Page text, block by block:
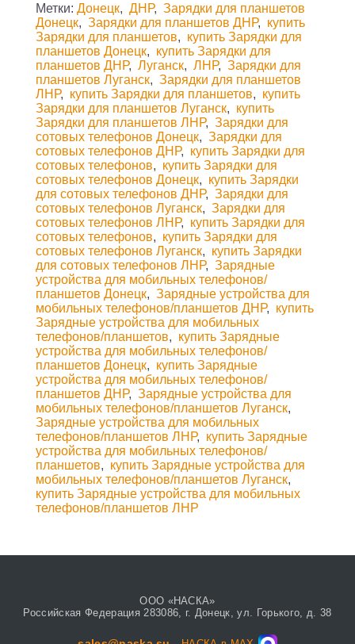
Метки: Донецк, ДНР, Зарядки для планшетов
Донецк, Зарядки для планшетов ДНР, купить
Зарядки для планшетов, купить Зарядки для
планшетов Донецк, купить Зарядки для
планшетов ДНР, Луганск, ЛНР, Зарядки для
планшетов Луганск, Зарядки для планшетов
ЛНР, купить Зарядки для планшетов, купить
Зарядки для планшетов Луганск, купить
Зарядки для планшетов ЛНР, Зарядки для
сотовых телефонов Донецк, Зарядки для
сотовых телефонов ДНР, купить Зарядки для
сотовых телефонов, купить Зарядки для
сотовых телефонов Донецк, купить Зарядки
для сотовых телефонов ДНР, Зарядки для
сотовых телефонов Луганск, Зарядки для
сотовых телефонов ЛНР, купить Зарядки для
сотовых телефонов, купить Зарядки для
сотовых телефонов Луганск, купить Зарядки
для сотовых телефонов ЛНР, Зарядные
устройства для мобильных телефонов/
планшетов Донецк, Зарядные устройства для
мобильных телефонов/планшетов ДНР, купить
Зарядные устройства для мобильных
телефонов/планшетов, купить Зарядные
устройства для мобильных телефонов/
планшетов Донецк, купить Зарядные
устройства для мобильных телефонов/
планшетов ДНР, Зарядные устройства для
мобильных телефонов/планшетов Луганск,
Зарядные устройства для мобильных
телефонов/планшетов ЛНР, купить Зарядные
устройства для мобильных телефонов/
планшетов, купить Зарядные устройства для
мобильных телефонов/планшетов Луганск,
купить Зарядные устройства для мобильных
телефонов/планшетов ЛНР
ООО «НАСКА»
Российская Федерация 283086, г. Донецк, ул. Горького, д. 38